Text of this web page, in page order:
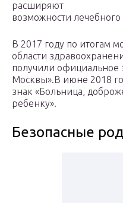
расширяют
возможности лечебного
В 2017 году по итогам
области
получили
Москвы».В июне 2018
знак «Больница,
ребенку».
Безопасные